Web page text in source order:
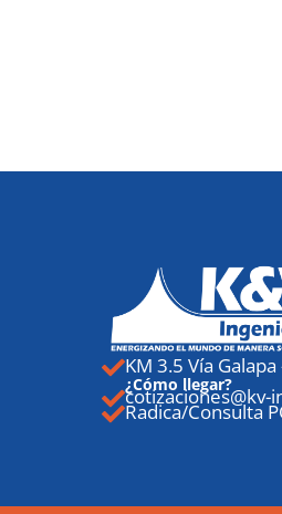
KM 3.5 Vía
¿Cómo llegar?
cotizaciones@kv-
Radica/Consulta